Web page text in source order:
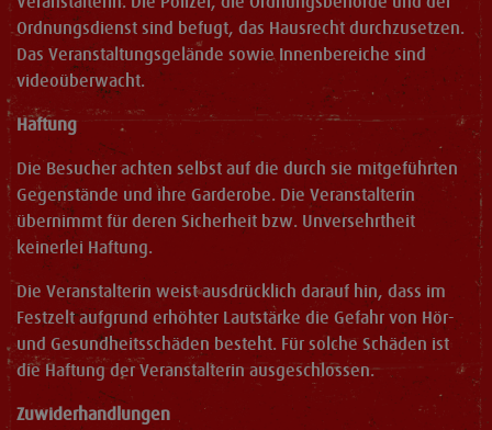
Ordnungsdienst sind befugt, das Hausrecht durchzusetzen.
Das Veranstaltungsgelände sowie Innenbereiche sind
videoüberwacht.
Haftung
Die Besucher achten selbst auf die durch sie mitgeführten
Gegenstände und ihre Garderobe. Die Veranstalterin
übernimmt für deren Sicherheit bzw. Unversehrtheit
keinerlei Haftung.
Die Veranstalterin weist ausdrücklich darauf hin, dass im
Festzelt aufgrund erhöhter Lautstärke die Gefahr von Hör-
und Gesundheitsschäden besteht. Für solche Schäden ist
die Haftung der Veranstalterin ausgeschlossen.
Zuwiderhandlungen